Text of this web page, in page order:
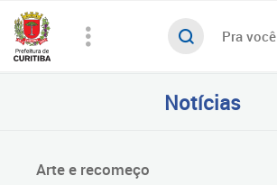
Pra você
Notícias
Arte e recomeço